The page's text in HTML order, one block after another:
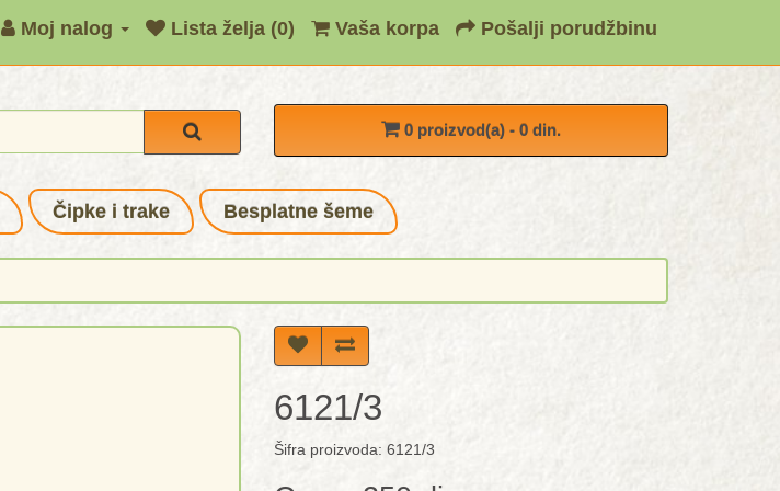
Moj nalog Lista želja (0) Vaša korpa Pošalji porudžbinu
0 proizvod(a) - 0 din.
Čipke i trake Besplatne šeme
6121/3
Šifra proizvoda: 6121/3